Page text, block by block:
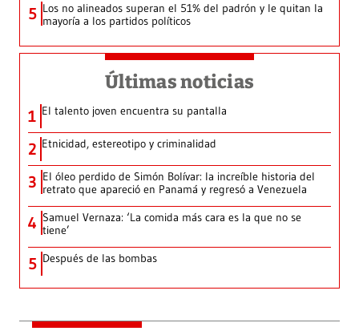
5 Los no alineados superan el 51% del padrón y le quitan la
mayoría a los partidos políticos
Últimas noticias
1 El talento joven encuentra su pantalla​
2 Etnicidad, estereotipo y criminalidad
3 El óleo perdido de Simón Bolívar: la increíble historia del
retrato que apareció en Panamá y regresó a Venezuela
4 Samuel Vernaza: ‘La comida más cara es la que no se
tiene’
5 Después de las bombas